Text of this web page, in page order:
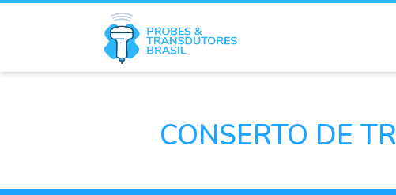
CONSERTO DE